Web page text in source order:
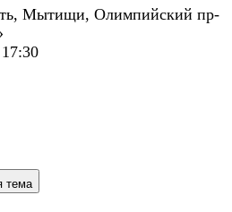
Мытищи, Олимпийский пр-
тема